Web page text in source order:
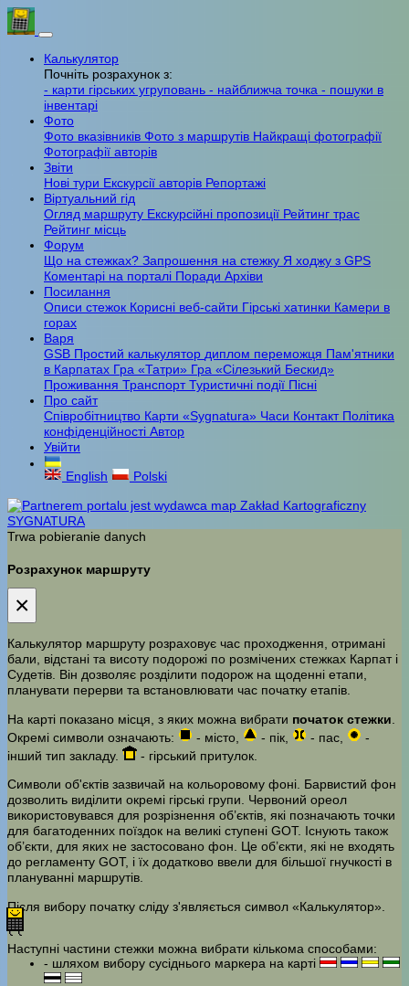
Калькулятор
Почніть розрахунок з:
- карти гірських угруповань - найближча точка - пошуки в
інвентарі
Фото
Фото вказівників Фото з маршрутів Найкращі фотографії
Фотографії авторів
Звіти
Нові тури Екскурсії авторів Репортажі
Віртуальний гід
Огляд маршруту Екскурсійні пропозиції Рейтинг трас
Рейтинг місць
Форум
Що на стежках? Запрошення на стежку Я ходжу з GPS
Коментарі на порталі Поради Архіви
Посилання
Описи стежок Корисні веб-сайти Гірські хатинки Камери в
горах
Варя
GSB Простий калькулятор диплом переможця Пам'ятники
в Карпатах Гра «Татри» Гра «Сілезький Бескид»
Проживання ТранспортТуристичні події Пісні
Про сайт
Співробітництво Карти «Sygnatura» Часи Контакт Політика
конфіденційності Автор
Увійти
English
Polski
Trwa pobieranie danych
Розрахунок маршруту
×
Калькулятор маршруту розраховує час проходження, отримані
бали, відстані та висоту подорожі по розмічених стежках Карпат і
Судетів. Він дозволяє розділити подорож на щоденні етапи,
планувати перерви та встановлювати час початку етапів.
На карті показано місця, з яких можна вибрати початок стежки
Окремі символи означають:
- місто, - пік, - пас,
-
інший тип закладу.
- гірський притулок.
Символи об'єктів зазвичай на кольоровому фоні. Барвистий фон
дозволить виділити окремі гірські групи. Червоний ореол
використовувався для розрізнення об’єктів, які позначають точки
для багатоденних поїздок на великі ступені GOT. Існують також
об’єкти, для яких не застосовано фон. Це об’єкти, які не входять
до регламенту GOT, і їх додатково ввели для більшої гнучкості в
плануванні маршрутів.
Після вибору початку сліду з'являється символ «Калькулятор».
Наступні частини стежки можна вибрати кількома способами:
- шляхом вибору сусіднього маркера на карті